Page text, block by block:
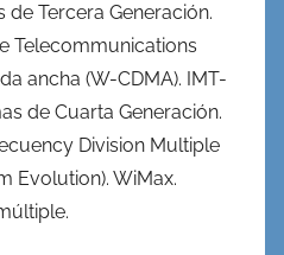
de Tercera Generación.
Telecommunications
ancha (W-CDMA). IMT-
de Cuarta Generación.
Division Multiple
Evolution). WiMax.